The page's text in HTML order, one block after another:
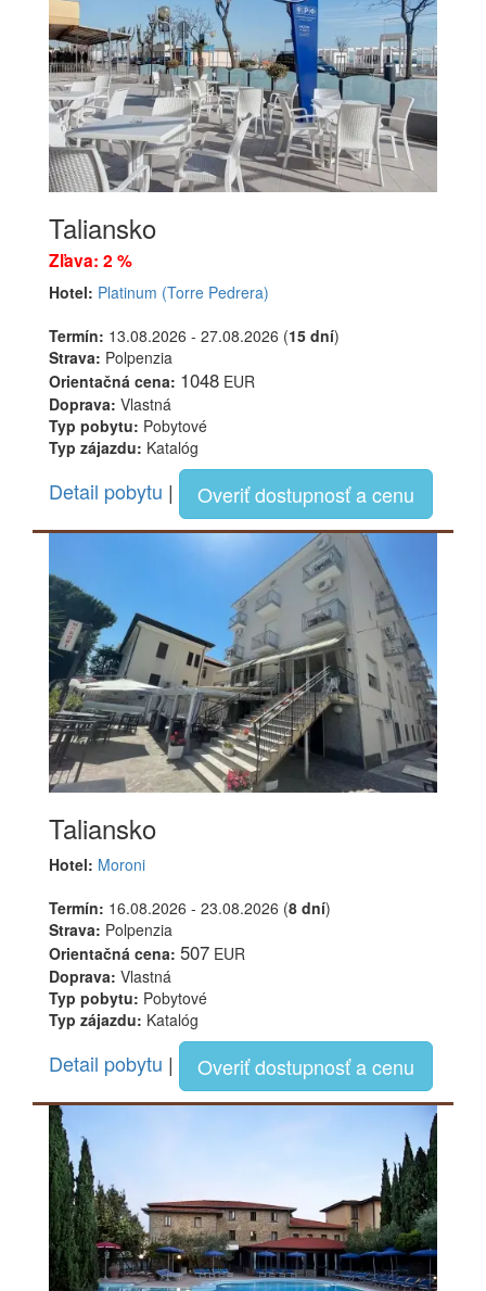
Taliansko
Zľava: 2 %
Hotel: Platinum (Torre Pedrera)
Termín: 13.08.2026 - 27.08.2026 (15 dní)
Strava: Polpenzia
Orientačná cena: 1048 EUR
Doprava: Vlastná
Typ pobytu: Pobytové
Typ zájazdu: Katalóg
Detail pobytu | Overiť dostupnosť a cenu
Taliansko
Hotel: Moroni
Termín: 16.08.2026 - 23.08.2026 (8 dní)
Strava: Polpenzia
Orientačná cena: 507 EUR
Doprava: Vlastná
Typ pobytu: Pobytové
Typ zájazdu: Katalóg
Detail pobytu | Overiť dostupnosť a cenu